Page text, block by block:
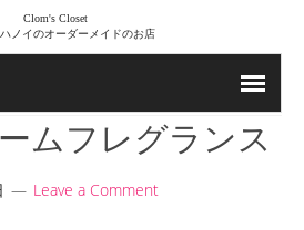
Clom's Closet
ノイのオーダーメイドのお店
ムフレグランス
Leave a Comment